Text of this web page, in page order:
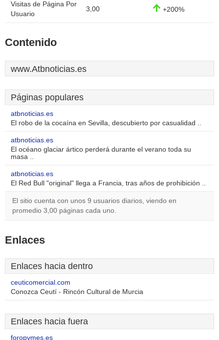
Visitas de Página Por
Usuario
3,00 +200%
Contenido
www.Atbnoticias.es
Páginas populares
atbnoticias.es
El robo de la cocaína en Sevilla, descubierto por casualidad ..
atbnoticias.es
El océano glaciar ártico perderá durante el verano toda su
masa ..
atbnoticias.es
El Red Bull "original" llega a Francia, tras años de prohibición ..
El sitio cuenta con unos 9 usuarios diarios, viendo en
promedio 3,00 páginas cada uno.
Enlaces
Enlaces hacia dentro
ceuticomercial.com
Conozca Ceutí - Rincón Cultural de Murcia
Enlaces hacia fuera
foropymes.es